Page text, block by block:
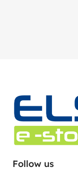
Follow us